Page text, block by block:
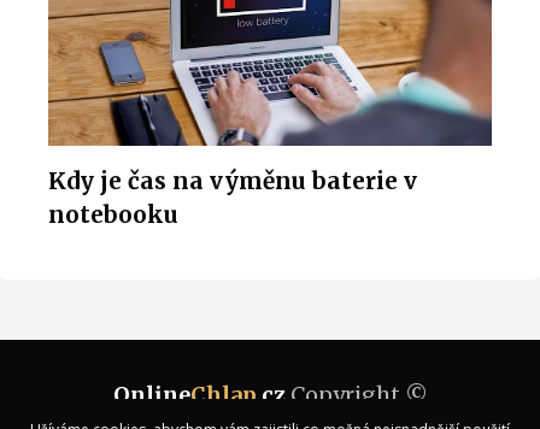
Kdy je čas na výměnu baterie v
notebooku
OnlineChlap.czCopyright ©